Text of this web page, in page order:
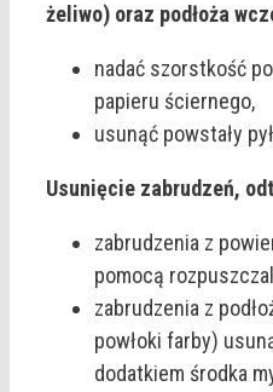
żeliwo) oraz podłoża
nadać szorstkość
papieru ściernego,
usunąć powstały
Usunięcie zabrudzeń,
zabrudzenia z
pomocą
zabrudzenia z
powłoki farby)
dodatkiem środka